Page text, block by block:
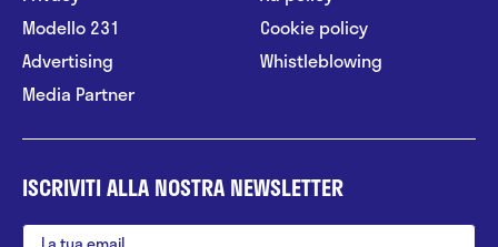
Modello 231
Advertising
Media Partner
Cookie policy
Whistleblowing
ISCRIVITI ALLA NOSTRA NEWSLETTER